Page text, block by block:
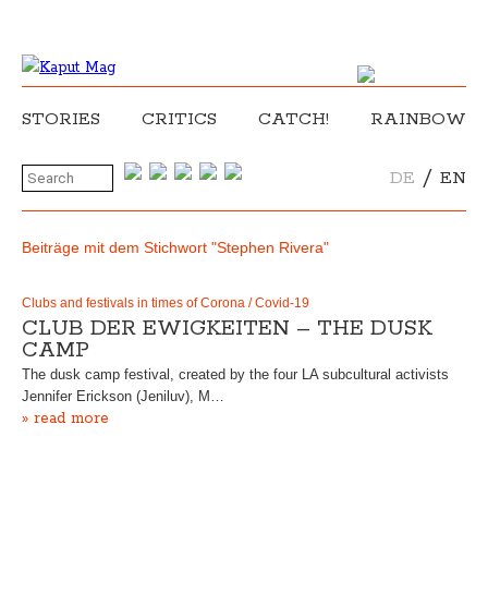
STORIES CRITICS CATCH! RAINBOW
DE / EN
Beiträge mit dem Stichwort "Stephen Rivera"
Clubs and festivals in times of Corona / Covid-19
CLUB DER EWIGKEITEN – THE DUSK
CAMP
The dusk camp festival, created by the four LA subcultural activists
Jennifer Erickson (Jeniluv), M…
» read more